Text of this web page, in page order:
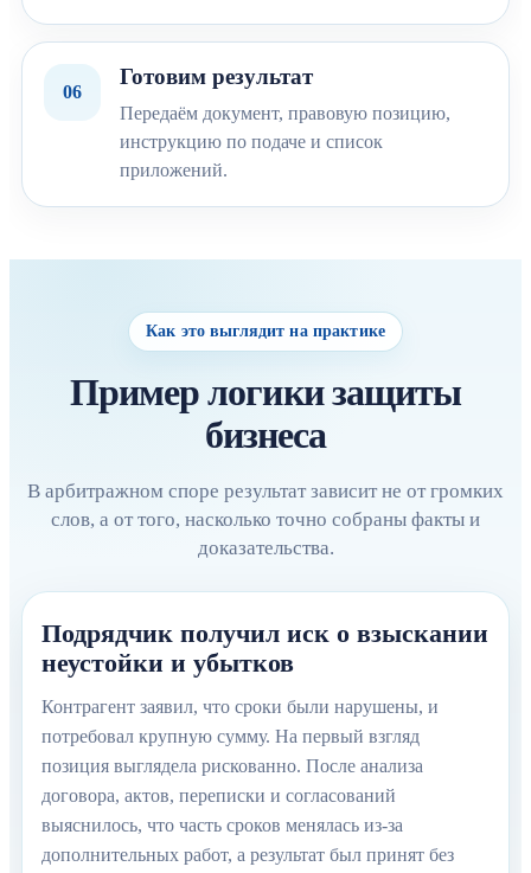
06
Готовим результат
Передаём документ, правовую позицию,
инструкцию по подаче и список
приложений.
Как это выглядит на практике
Пример логики защиты
бизнеса
В арбитражном споре результат зависит не от громких
слов, а от того, насколько точно собраны факты и
доказательства.
Подрядчик получил иск о взыскании
неустойки и убытков
Контрагент заявил, что сроки были нарушены, и
потребовал крупную сумму. На первый взгляд
позиция выглядела рискованно. После анализа
договора, актов, переписки и согласований
выяснилось, что часть сроков менялась из-за
дополнительных работ, а результат был принят без